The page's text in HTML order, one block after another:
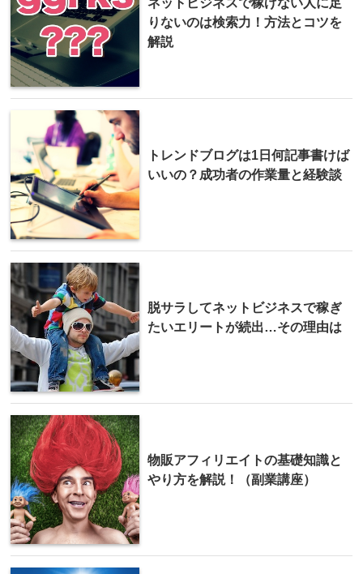
りないのは検索力！方法とコツを
解説
トレンドブログは1日何記事書けば
いいの？成功者の作業量と経験談
脱サラしてネットビジネスで稼ぎ
たいエリートが続出…その理由は
物販アフィリエイトの基礎知識と
やり方を解説！（副業講座）